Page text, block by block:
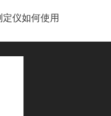
仪如何使用